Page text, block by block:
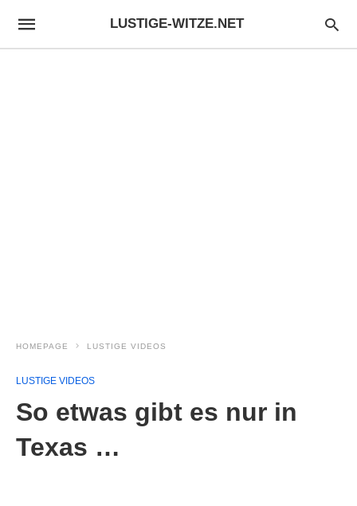
LUSTIGE-WITZE.NET
HOMEPAGE LUSTIGE VIDEOS
LUSTIGE VIDEOS
So etwas gibt es nur in
Texas …